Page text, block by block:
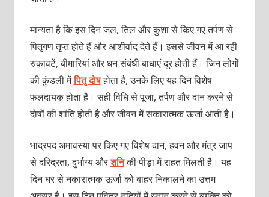
मान्यता है कि इस दिन जल, तिल और कुशा से किए गए तर्पण से
पितृगण तृप्त होते हैं और आशीर्वाद देते हैं। इससे जीवन में आ रही
रुकावटें, बीमारियां और धन संबंधी बाधाएं दूर होती हैं। जिन लोगों
की कुंडली मेंपितृ दोषहोता है, उनके लिए यह दिन विशेष
फलदायक होता है। सही विधि से पूजा, तर्पण और दान करने से
दोषों की शांति होती है और जीवन में सकारात्मक ऊर्जा आती है।
भाद्रपद अमावस्या पर किए गए विशेष दान, हवन और मंत्र जाप
से दरिद्रता, दुर्भाग्य औरशनिकी पीड़ा में राहत मिलती है। यह
दिन घर से नकारात्मक ऊर्जा को बाहर निकालने का उत्तम